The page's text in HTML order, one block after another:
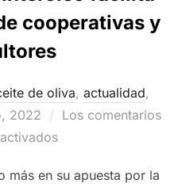
cooperativas y
de oliva, actualidad,
2022
Los comentarios
más en su apuesta por la